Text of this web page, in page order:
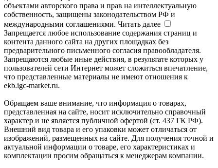
объектами авторского права и прав на интеллектуальную
собственность, защищены законодательством РФ и
международными соглашениями. Читать далее
Запрещается любое использование содержания страниц и
контента данного сайта на других площадках без
предварительного письменного согласия правообладателя.
Запрещаются любые иные действия, в результате которых у
пользователей сети Интернет может сложиться впечатление,
что представленные материалы не имеют отношения к
ekb.igc-market.ru.
Обращаем ваше внимание, что информация о товарах,
представленная на сайте, носит исключительно справочный
характер и не является публичной офертой (ст. 437 ГК РФ).
Внешний вид товара и его упаковки может отличаться от
изображений, размещенных на сайте. Для получения точной и
актуальной информации о товаре, его характеристиках и
комплектации просим обращаться к менеджерам компании.